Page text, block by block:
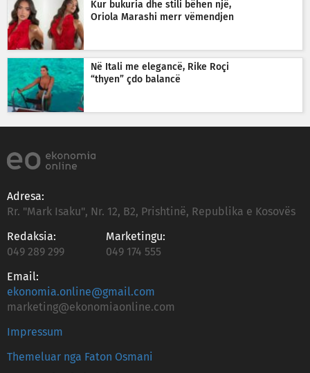
Kur bukuria dhe stili bëhen një,
Oriola Marashi merr vëmendjen
Në Itali me elegancë, Rike Roçi
“thyen” çdo balancë
Adresa:
Rr. "Mark Isaku", Nr. 12, B2, Prishtinë, Republika e Kosovës
Redaksia:
049 289 299
Marketingu:
049 174 555
Email:
ekonomia.online@gmail.com
marketing@ekonomiaonline.com
Impressum
Themeluar nga Faton Osmani